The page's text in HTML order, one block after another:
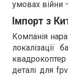
умовах війни
Імпорт з
Компанія
локалізації
деталі для